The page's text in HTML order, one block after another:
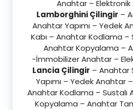
Anahtar –
Lamborghini Çilingir –
Anahtar Yapımı – Yedek
Kabı – Anahtar Kodlama –
Anahtar Kopyalama –
-İmmobilizer Anahtar –
Lancia Çilingir – Anahtar
Yapımı – Yedek Anahtar
Anahtar Kodlama – Sustalı
Kopyalama – Anahtar